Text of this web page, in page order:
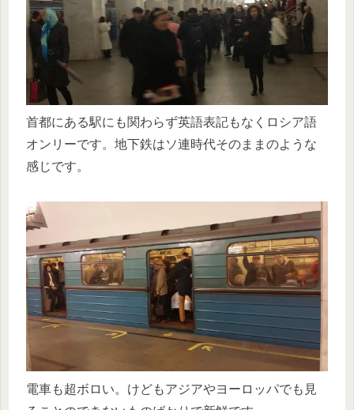
首都にある駅にも関わらず英語表記もなくロシア語
オンリーです。地下鉄はソ連時代そのままのような
感じです。
電車も超ボロい。けどもアジアやヨーロッパでも見